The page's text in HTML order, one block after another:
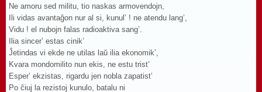
Ne amoru sed militu, tio naskas armovendojn,
Ili vidas avantaĝon nur al si, kunul’ ! ne atendu lang’,
Vidu ! el nubojn falas radioaktiva sang’.
Ilia sincer’ estas cinik’
Ĵetindas vi ekde ne utilas laŭ ilia ekonomik’,
Kvara mondomilito nun ekis, ne estu trist’
Esper’ ekzistas, rigardu jen nobla zapatist’
Po ĉiuj la rezistoj kunulo, batalu ni